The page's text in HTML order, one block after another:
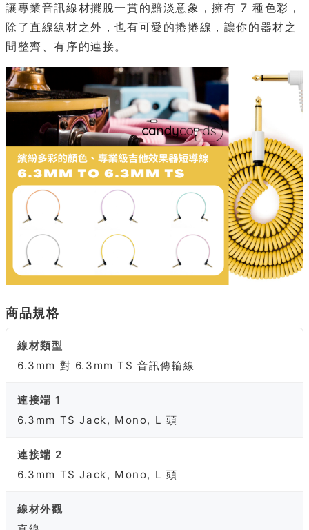
讓專業音訊線材擺脫一貫的黯淡意象，擁有 7 種色彩，
除了直線線材之外，也有可愛的捲捲線，讓你的器材之
間整齊、有序的連接。
商品規格
線材類型
6.3mm 對 6.3mm TS 音訊傳輸線
連接端 1
6.3mm TS Jack, Mono, L 頭
連接端 2
6.3mm TS Jack, Mono, L 頭
線材外觀